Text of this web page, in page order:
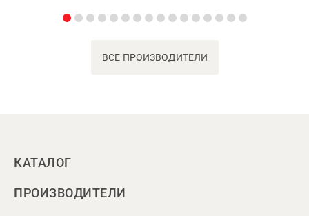
ВСЕ ПРОИЗВОДИТЕЛИ
КАТАЛОГ
ПРОИЗВОДИТЕЛИ